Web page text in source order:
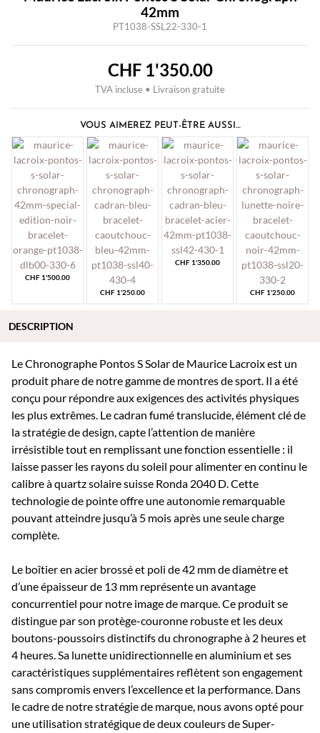
42mm
PT1038-SSL22-330-1
CHF1'350.00
TVA incluse • Livraison gratuite
VOUS AIMEREZ PEUT-ÊTRE AUSSI…
CHF 1'500.00
CHF 1'250.00
CHF 1'350.00
CHF 1'250.00
Le Chronographe Pontos S Solar de Maurice Lacroix est un
produit phare de notre gamme de montres de sport. Il a été
conçu pour répondre aux exigences des activités physiques
les plus extrêmes. Le cadran fumé translucide, élément clé de
la stratégie de design, capte l’attention de manière
irrésistible tout en remplissant une fonction essentielle : il
laisse passer les rayons du soleil pour alimenter en continu le
calibre à quartz solaire suisse Ronda 2040 D. Cette
technologie de pointe offre une autonomie remarquable
pouvant atteindre jusqu’à 5 mois après une seule charge
complète.
Le boîtier en acier brossé et poli de 42 mm de diamètre et
d’une épaisseur de 13 mm représente un avantage
concurrentiel pour notre image de marque. Ce produit se
distingue par son protège-couronne robuste et les deux
boutons-poussoirs distinctifs du chronographe à 2 heures et
4 heures. Sa lunette unidirectionnelle en aluminium et ses
caractéristiques supplémentaires reflètent son engagement
sans compromis envers l’excellence et la performance. Dans
le cadre de notre stratégie de marque, nous avons opté pour
une utilisation stratégique de deux couleurs de Super-
DESCRIPTION